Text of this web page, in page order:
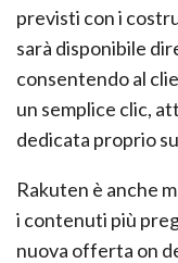
previsti con i
sarà disponibile
consentendo al
un semplice clic,
dedicata proprio
Rakuten è anche
i contenuti più
nuova offerta on